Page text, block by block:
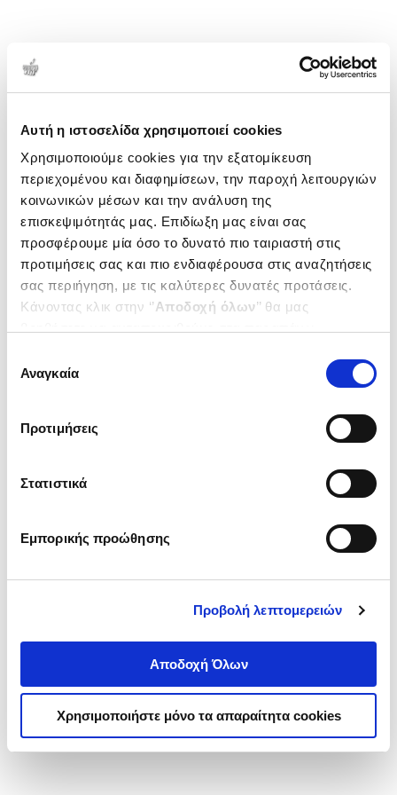
Αυτή η ιστοσελίδα χρησιμοποιεί cookies
Χρησιμοποιούμε cookies για την εξατομίκευση
περιεχομένου και διαφημίσεων, την παροχή λειτουργιών
κοινωνικών μέσων και την ανάλυση της
επισκεψιμότητάς μας. Επιδίωξη μας είναι σας
προσφέρουμε μία όσο το δυνατό πιο ταιριαστή στις
προτιμήσεις σας και πιο ενδιαφέρουσα στις αναζητήσεις
σας περιήγηση, με τις καλύτερες δυνατές προτάσεις.
Κάνοντας κλικ στην ‘’Αποδοχή όλων’’ θα μας
ενδιαφέρουν και να επιλέξετε από τα παρακάτω με την
΄΄και να ενημερωθείτε σχετικά με
συγκατάθεσης
Αναγκαία
Προτιμήσεις
Στατιστικά
Εμπορικής προώθησης
Προβολή λεπτομερειών
Αποδοχή Όλων
Χρησιμοποιήστε μόνο τα απαραίτητα cookies